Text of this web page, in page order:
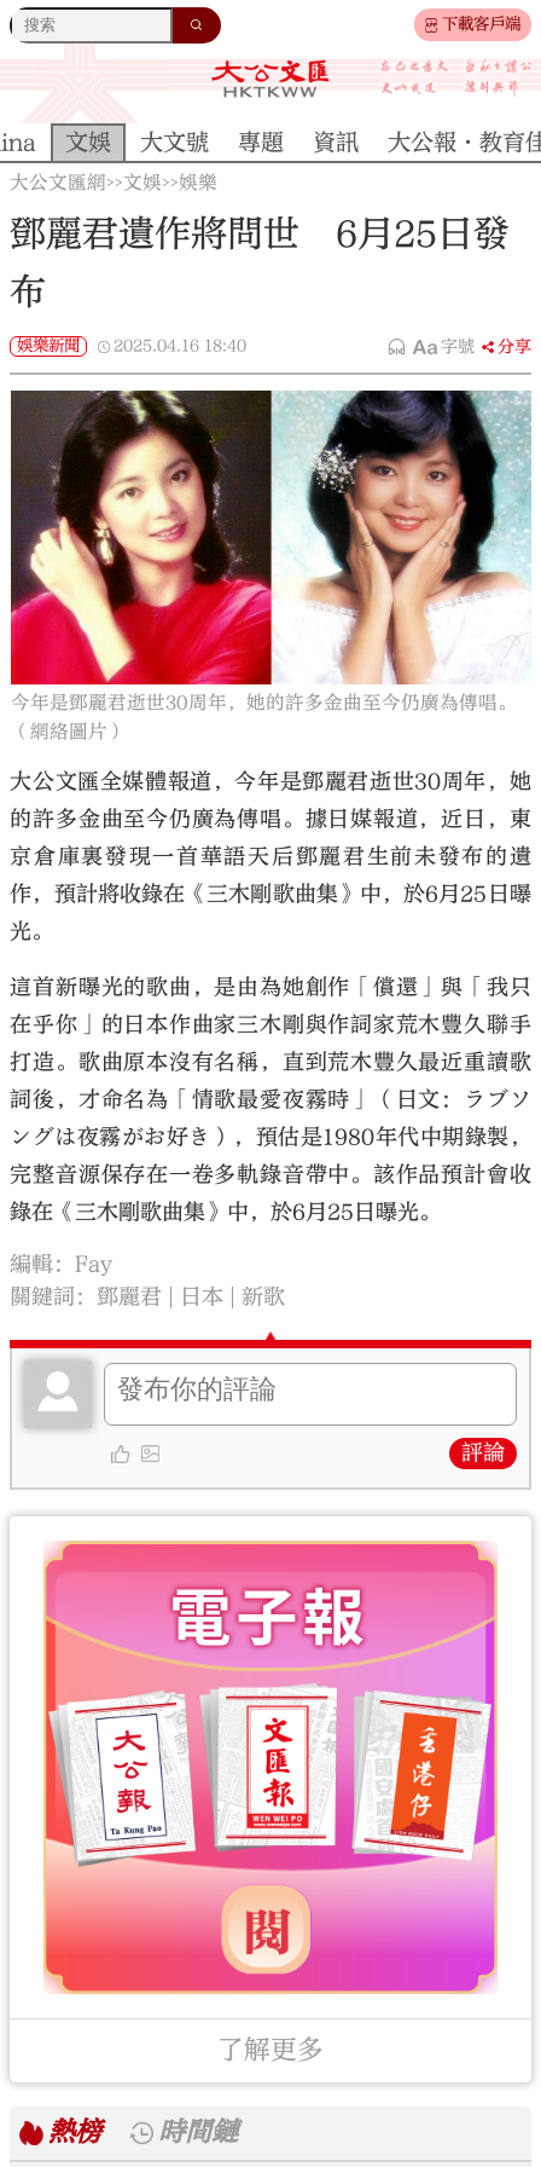
下載客戶端
大公文匯
文娛 大文號 專題 資訊 大公報·教育
大公文匯網>>文娛>>娛樂
鄧麗君遺作將問世 6月25日發
布
娛樂新聞 2025.04.16 18:40 字號 分享
今年是鄧麗君逝世30周年，她的許多金曲至今仍廣為傳唱。
（網絡圖片）
大公文匯全媒體報道，今年是鄧麗君逝世30周年，她
的許多金曲至今仍廣為傳唱。據日媒報道，近日，東
京倉庫裏發現一首華語天后鄧麗君生前未發布的遺
作，預計將收錄在《三木剛歌曲集》中，於6月25日曝
光。
這首新曝光的歌曲，是由為她創作「償還」與「我只
在乎你」的日本作曲家三木剛與作詞家荒木豐久聯手
打造。歌曲原本沒有名稱，直到荒木豐久最近重讀歌
詞後，才命名為「情歌最愛夜霧時」（日文：ラブソ
ングは夜霧がお好き），預估是1980年代中期錄製，
完整音源保存在一卷多軌錄音帶中。該作品預計會收
錄在《三木剛歌曲集》中，於6月25日曝光。
編輯：Fay
關鍵詞：鄧麗君 日本 新歌
評論
了解更多
熱榜 時間鏈